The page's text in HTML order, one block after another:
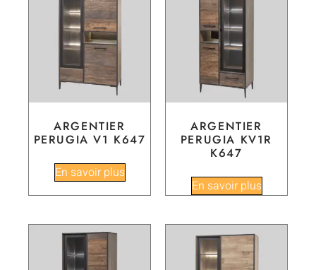
ARGENTIER
PERUGIA V1 K647
En savoir plus
ARGENTIER
PERUGIA KV1R
K647
En savoir plus